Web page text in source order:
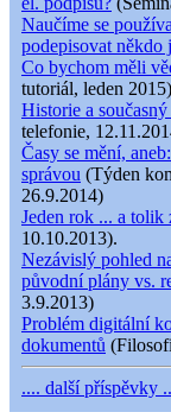
Naučíme se
podepisovat někdo
Co bychom měli
tutoriál, leden 2015)
Historie a
telefonie,
Časy se mění,
správou (Týden
26.9.2014)
Jeden rok ... a tolik
10.10.2013).
Nezávislý pohled
původní plány vs.
3.9.2013)
Problém digitální
dokumentů
.... další příspěvky